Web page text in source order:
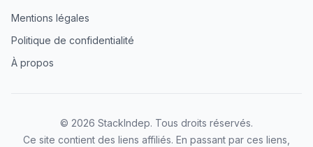
Mentions légales
Politique de confidentialité
À propos
© 2026 StackIndep. Tous droits réservés.
Ce site contient des liens affiliés. En passant par ces liens,